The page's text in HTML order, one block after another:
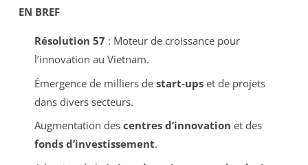
EN BREF
Résolution 57 : Moteur de croissance pour
l’innovation au Vietnam.
Émergence de milliers de start-upset de projets
dans divers secteurs.
Augmentation des centres d’innovation et des
fonds d’investissement.